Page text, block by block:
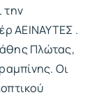
την
ΑΕΙΝΑΥΤΕΣ .
Πλώτας,
Οι